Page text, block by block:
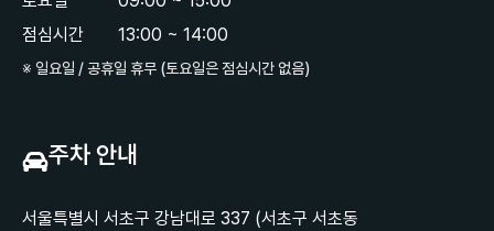
점심시간
13:00 ~ 14:00
※ 일요일 / 공휴일 휴무 (토요일은 점심시간 없음)
주차 안내
서울특별시 서초구 강남대로 337 (서초구 서초동